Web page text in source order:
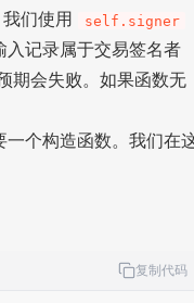
们使用 self.signer
入记录属于交易签名者
期会失败。如果函数无
个构造函数。我们在
复制代码